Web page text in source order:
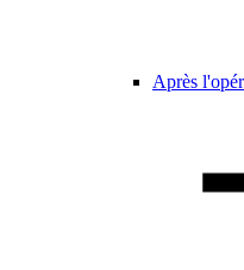
Après